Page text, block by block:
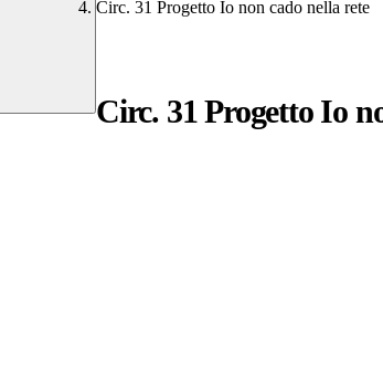
Circ. 31 Progetto Io non cado nella rete
Circ. 31 Progetto Io